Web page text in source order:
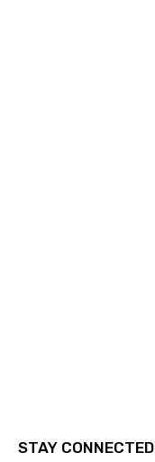
STAY CONNECTED